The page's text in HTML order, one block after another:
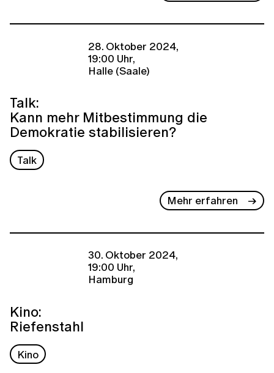
28. Oktober 2024,
19:00 Uhr,
Halle (Saale)
Talk:
Kann mehr Mitbestimmung die
Demokratie stabilisieren?
Talk
Mehr erfahren
30. Oktober 2024,
19:00 Uhr,
Hamburg
Kino:
Riefenstahl
Kino